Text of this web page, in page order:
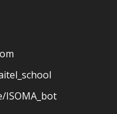
ISOMA_bot